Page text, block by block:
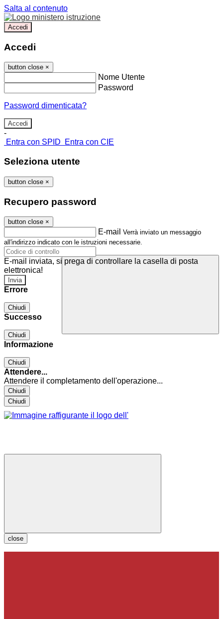
Salta al contenuto
Accedi
Accedi
button close ×
Nome Utente
Password
Password dimenticata?
-
Entra con SPID
Entra con CIE
Seleziona utente
button close ×
Recupero password
button close ×
E-mail Verrà inviato un messaggio
all'indirizzo indicato con le istruzioni necessarie.
E-mail inviata, si prega di controllare la casella di posta
elettronica!
Errore
Chiudi
Successo
Chiudi
Informazione
Chiudi
Attendere...
Attendere il completamento dell'operazione...
Chiudi
Chiudi
close